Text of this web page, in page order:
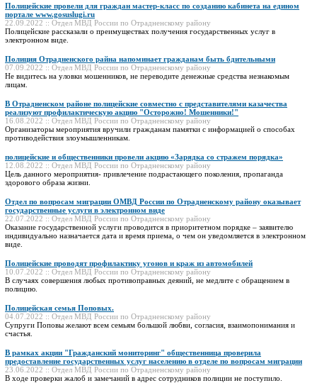
Полицейские провели для граждан мастер-класс по созданию кабинета на едином
портале www.gosuslugi.ru
22.09.2022 :: Отдел МВД России по Отрадненскому району
Полицейские рассказали о преимуществах получения государственных услуг в
электронном виде.
Полиция Отрадненского райна напоминает гражданам быть бдительными
07.09.2022 :: Отдел МВД России по Отрадненскому району
Не видитесь на уловки мошенников, не переводите денежные средства незнакомым
лицам.
В Отрадненском районе полицейские совместно с представителями казачества
реализуют профилактическую акцию "Осторожно! Мошенники!"
16.08.2022 :: Отдел МВД России по Отрадненскому району
Организаторы мероприятия вручили гражданам памятки с информацией о способах
противодействия злоумышленникам.
полицейские и общественники провели акцию «Зарядка со стражем порядка»
12.08.2022 :: Отдел МВД России по Отрадненскому району
Цель данного мероприятия- привлечение подрастающего поколения, пропаганда
здорового образа жизни.
Отдел по вопросам миграции ОМВД России по Отрадненскому району оказывает
государственные услуги в электронном виде
22.07.2022 :: Отдел МВД России по Отрадненскому району
Оказание государственной услуги проводится в приоритетном порядке – заявителю
индивидуально назначается дата и время приема, о чем он уведомляется в электронном
виде.
Полицейские проводят профилактику угонов и краж из автомобилей
10.07.2022 :: Отдел МВД России по Отрадненскому району
В случаях совершения любых противоправных деяний, не медлите с обращением в
полицию.
Полицейская семья Поповых.
04.07.2022 :: Отдел МВД России по Отрадненскому району
Супруги Поповы желают всем семьям большой любви, согласия, взаимопонимания и
счастья.
В рамках акции "Гражданский мониторинг" общественница проверила
предоставление государственных услуг населению в отделе по вопросам миграции
23.06.2022 :: Отдел МВД России по Отрадненскому району
В ходе проверки жалоб и замечаний в адрес сотрудников полиции не поступило.